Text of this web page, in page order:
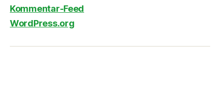
Kommentar-Feed
WordPress.org